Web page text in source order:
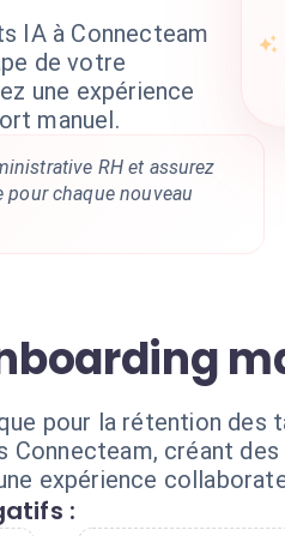
IA à Connecteam
de votre
une expérience
manuel.
RH et assurez
chaque nouveau
pour la rétention
Connecteam, créant
expérience
: